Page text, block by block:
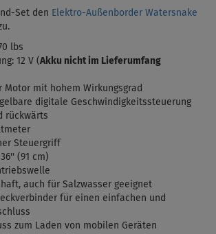
Set den Elektro-Außenborder Watersnake
lbs
12 V (Akku nicht im Lieferumfang
Motor mit hohem Wirkungsgrad
digitale Geschwindigkeitssteuerung
rückwärts
Steuergriff
(91 cm)
auch für Salzwasser geeignet
für einen einfachen und
zum Laden von mobilen Geräten